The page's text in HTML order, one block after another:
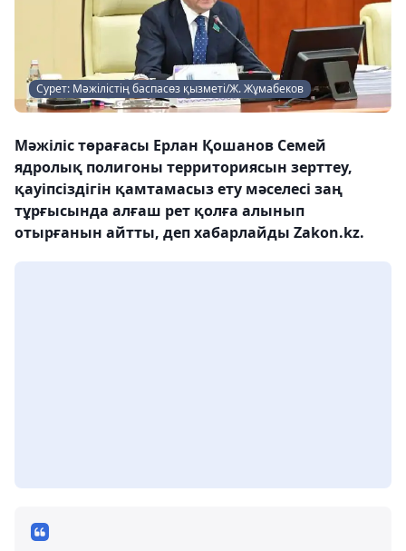
Сурет: Мәжілістің баспасөз қызметі/Ж. Жұмабеков
Мәжіліс төрағасы Ерлан Қошанов Семей
ядролық полигоны территориясын зерттеу,
қауіпсіздігін қамтамасыз ету мәселесі заң
тұрғысында алғаш рет қолға алынып
отырғанын айтты, деп хабарлайды Zakon.kz.